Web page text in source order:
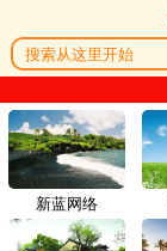
新蓝网络